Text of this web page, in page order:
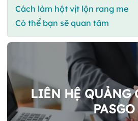
Cách làm hột vịt lộn rang me
Có thể bạn sẽ quan tâm
LIÊN HỆ QUẢNG
PASGO